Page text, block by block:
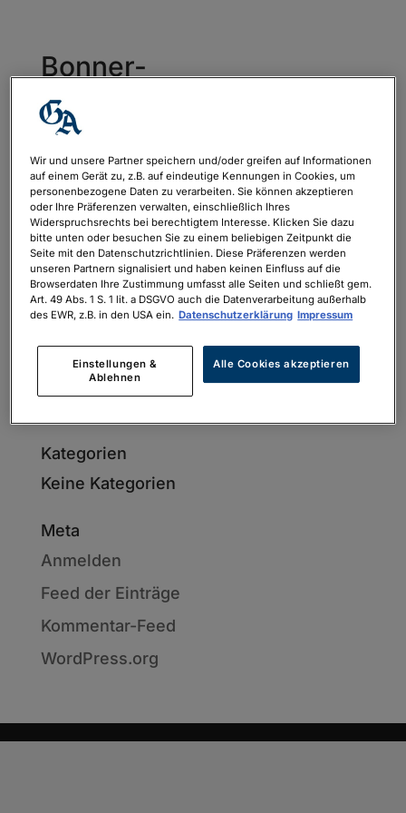
Bonner-
GA_Apulien_160x240mm
_Druck
vonphilipp.neubauer|Mai 10, 2024
Bonner-GA_Apulien_160x240mm_Druck
Neueste Kommentare
Archiv
Kategorien
Keine Kategorien
Meta
Anmelden
Feed der Einträge
Kommentar-Feed
WordPress.org
Wir und unsere Partner speichern und/oder greifen auf Informationen
auf einem Gerät zu, z.B. auf eindeutige Kennungen in Cookies, um
personenbezogene Daten zu verarbeiten. Sie können akzeptieren
oder Ihre Präferenzen verwalten, einschließlich Ihres
Widerspruchsrechts bei berechtigtem Interesse. Klicken Sie dazu
bitte unten oder besuchen Sie zu einem beliebigen Zeitpunkt die
Seite mit den Datenschutzrichtlinien. Diese Präferenzen werden
unseren Partnern signalisiert und haben keinen Einfluss auf die
Browserdaten Ihre Zustimmung umfasst alle Seiten und schließt gem.
Art. 49 Abs. 1 S. 1 lit. a DSGVO auch die Datenverarbeitung außerhalb
des EWR, z.B. in den USA ein. Datenschutzerklärung Impressum
Einstellungen &
Ablehnen
Alle Cookies akzeptieren